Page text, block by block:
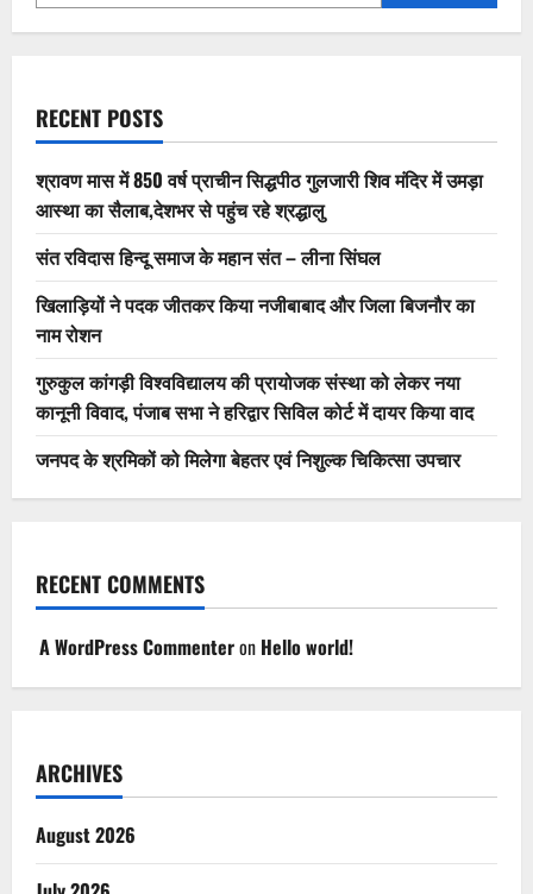
RECENT POSTS
श्रावण मास में 850 वर्ष प्राचीन सिद्धपीठ गुलजारी शिव मंदिर में उमड़ा
आस्था का सैलाब,देशभर से पहुंच रहे श्रद्धालु
संत रविदास हिन्दू समाज के महान संत – लीना सिंघल
खिलाड़ियों ने पदक जीतकर किया नजीबाबाद और जिला बिजनौर का
नाम रोशन
गुरुकुल कांगड़ी विश्वविद्यालय की प्रायोजक संस्था को लेकर नया
कानूनी विवाद, पंजाब सभा ने हरिद्वार सिविल कोर्ट में दायर किया वाद
जनपद के श्रमिकों को मिलेगा बेहतर एवं निशुल्क चिकित्सा उपचार
RECENT COMMENTS
A WordPress Commenteron Hello world!
ARCHIVES
August 2026